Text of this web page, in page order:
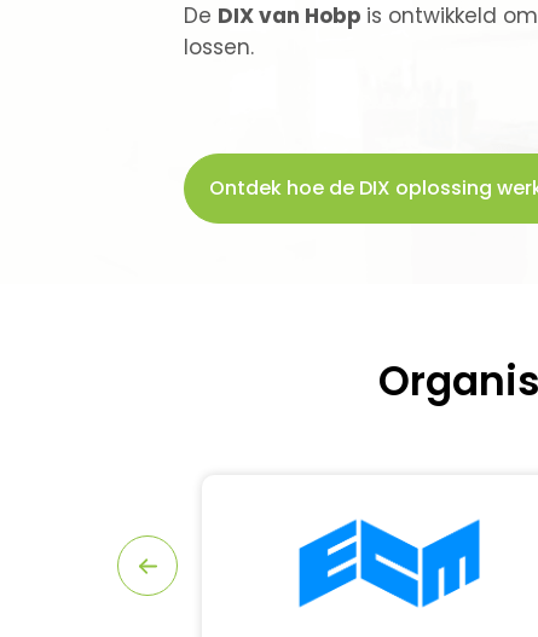
De DIX van Hobp is ontwikkeld
lossen.
Ontdek hoe de DIX oplossing